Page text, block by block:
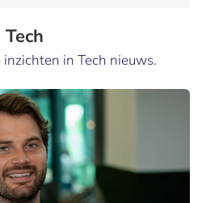
in Tech nieuws.